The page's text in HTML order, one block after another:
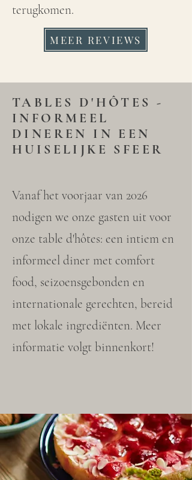
terugkomen.
MEER REVIEWS
TABLES D'HÔTES -
INFORMEEL
DINEREN IN EEN
HUISELIJKE SFEER
Vanaf het voorjaar van 2026
nodigen we onze gasten uit voor
onze table d'hôtes: een intiem en
informeel diner met comfort
food, seizoensgebonden en
internationale gerechten, bereid
met lokale ingrediënten. Meer
informatie volgt binnenkort!